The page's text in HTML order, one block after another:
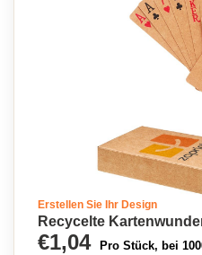
Erstellen Sie Ihr Design
Recycelte
€1,04 Pro Stück, bei